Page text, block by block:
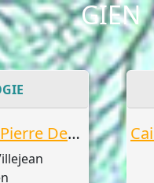
GIEN
Centre hospitalier Pierre Dezarnaulds